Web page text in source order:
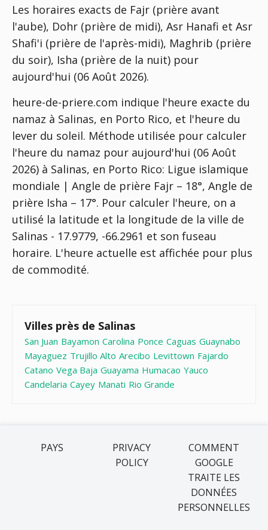
Les horaires exacts de Fajr (prière avant
l'aube), Dohr (prière de midi), Asr Hanafi et Asr
Shafi'i (prière de l'après-midi), Maghrib (prière
du soir), Isha (prière de la nuit) pour
aujourd'hui (06 Août 2026).
heure-de-priere.com indique l'heure exacte du
namaz à Salinas, en Porto Rico, et l'heure du
lever du soleil. Méthode utilisée pour calculer
l'heure du namaz pour aujourd'hui (06 Août
2026) à Salinas, en Porto Rico: Ligue islamique
mondiale | Angle de prière Fajr – 18°, Angle de
prière Isha – 17°. Pour calculer l'heure, on a
utilisé la latitude et la longitude de la ville de
Salinas - 17.9779, -66.2961 et son fuseau
horaire. L'heure actuelle est affichée pour plus
de commodité.
Villes près de Salinas
San Juan Bayamon Carolina Ponce Caguas Guaynabo
Mayaguez Trujillo Alto Arecibo Levittown Fajardo
Catano Vega Baja Guayama Humacao Yauco
Candelaria Cayey Manati Rio Grande
PAYS
PRIVACY
POLICY
COMMENT
GOOGLE
TRAITE LES
DONNÉES
PERSONNELLES